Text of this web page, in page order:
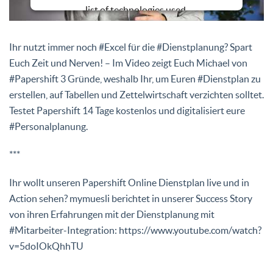
list of technologies used.
Powered byUsercentrics Consent
Ihr nutzt immer noch #Excel für die #Dienstplanung? Spart
Euch Zeit und Nerven! – Im Video zeigt Euch Michael von
#Papershift 3 Gründe, weshalb Ihr, um Euren #Dienstplan zu
erstellen, auf Tabellen und Zettelwirtschaft verzichten solltet.
Testet Papershift 14 Tage kostenlos und digitalisiert eure
#Personalplanung.
***
Ihr wollt unseren Papershift Online Dienstplan live und in
Action sehen? mymuesli berichtet in unserer Success Story
von ihren Erfahrungen mit der Dienstplanung mit
#Mitarbeiter-Integration: https://www.youtube.com/watch?
v=5doIOkQhhTU